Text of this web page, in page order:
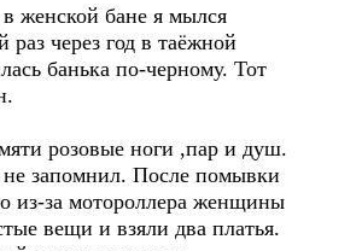
женской бане я мылся
через год в таёжной
банька по-черному. Тот
розовые ноги ,пар и душ.
запомнил. После помывки
из-за мотороллера женщины
вещи и взяли два платья.